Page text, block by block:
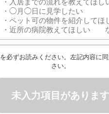
を必ずお読みください。左記内容に
さい。
未入力項目があります